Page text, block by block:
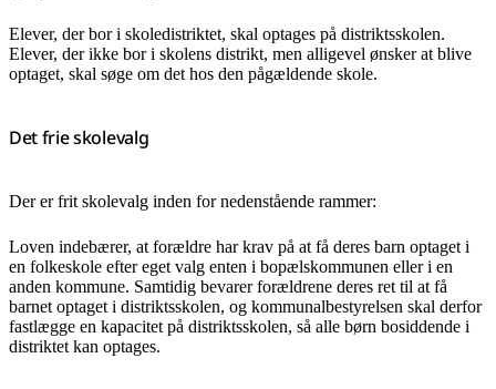
Elever, der bor i skoledistriktet, skal optages på distriktsskolen.
Elever, der ikke bor i skolens distrikt, men alligevel ønsker at blive
optaget, skal søge om det hos den pågældende skole.
Det frie skolevalg
Der er frit skolevalg inden for nedenstående rammer:
Loven indebærer, at forældre har krav på at få deres barn optaget i
en folkeskole efter eget valg enten i bopælskommunen eller i en
anden kommune. Samtidig bevarer forældrene deres ret til at få
barnet optaget i distriktsskolen, og kommunalbestyrelsen skal derfor
fastlægge en kapacitet på distriktsskolen, så alle børn bosiddende i
distriktet kan optages.